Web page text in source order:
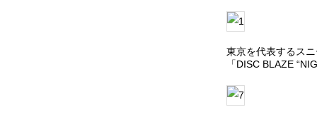
東京を代表するス
「DISC BLAZE